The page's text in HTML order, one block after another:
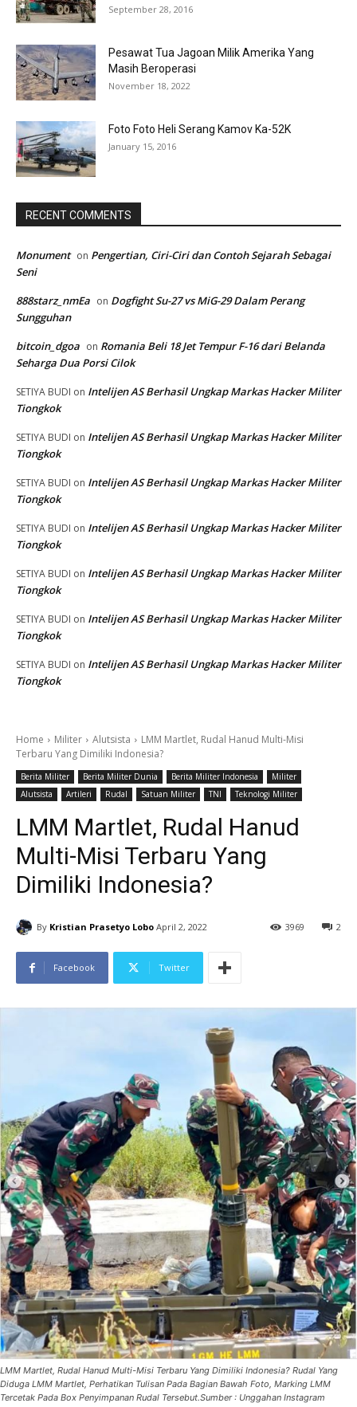
September 28, 2016
Pesawat Tua Jagoan Milik Amerika Yang
Masih Beroperasi
November 18, 2022
Foto Foto Heli Serang Kamov Ka-52K
January 15, 2016
RECENT COMMENTS
Monument on Pengertian, Ciri-Ciri dan Contoh Sejarah Sebagai
Seni
888starz_nmEa on Dogfight Su-27 vs MiG-29 Dalam Perang
Sungguhan
bitcoin_dgoa on Romania Beli 18 Jet Tempur F-16 dari Belanda
Seharga Dua Porsi Cilok
SETIYA BUDI on Intelijen AS Berhasil Ungkap Markas Hacker Militer
Tiongkok
SETIYA BUDI on Intelijen AS Berhasil Ungkap Markas Hacker Militer
Tiongkok
SETIYA BUDI on Intelijen AS Berhasil Ungkap Markas Hacker Militer
Tiongkok
SETIYA BUDI on Intelijen AS Berhasil Ungkap Markas Hacker Militer
Tiongkok
SETIYA BUDI on Intelijen AS Berhasil Ungkap Markas Hacker Militer
Tiongkok
SETIYA BUDI on Intelijen AS Berhasil Ungkap Markas Hacker Militer
Tiongkok
SETIYA BUDI on Intelijen AS Berhasil Ungkap Markas Hacker Militer
Tiongkok